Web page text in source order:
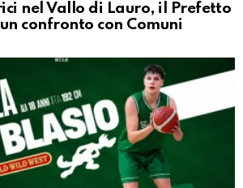
nel Vallo di Lauro, il Prefetto
confronto con Comuni